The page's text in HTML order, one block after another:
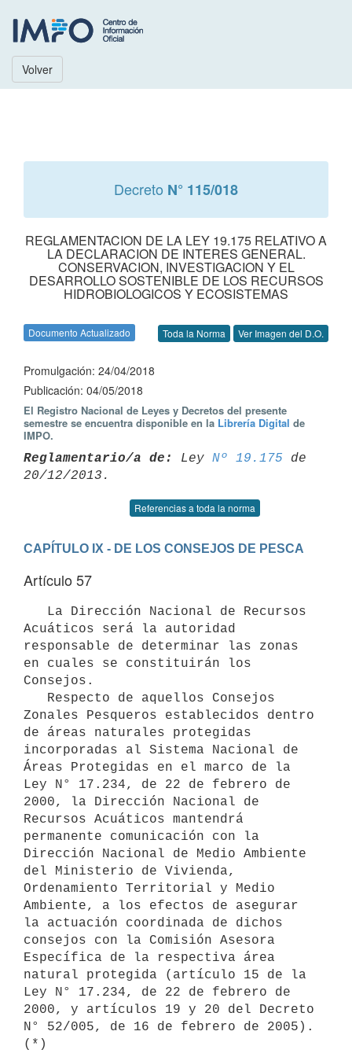
Volver
Decreto N° 115/018
REGLAMENTACION DE LA LEY 19.175 RELATIVO A
LA DECLARACION DE INTERES GENERAL.
CONSERVACION, INVESTIGACION Y EL
DESARROLLO SOSTENIBLE DE LOS RECURSOS
HIDROBIOLOGICOS Y ECOSISTEMAS
Documento Actualizado Toda la Norma Ver Imagen del D.O.
Promulgación: 24/04/2018
Publicación: 04/05/2018
El Registro Nacional de Leyes y Decretos del presente
semestre se encuentra disponible en la Librería Digital de
IMPO.
Reglamentario/a de: Ley Nº 19.175 de
Referencias a toda la norma
CAPÍTULO IX - DE LOS CONSEJOS DE PESCA
Artículo 57
Acuáticos será la autoridad
responsable de determinar las zonas
en cuales se constituirán los
Consejos.
Zonales Pesqueros establecidos dentro
de áreas naturales protegidas
incorporadas al Sistema Nacional de
Áreas Protegidas en el marco de la
Ley N° 17.234, de 22 de febrero de
2000, la Dirección Nacional de
Recursos Acuáticos mantendrá
permanente comunicación con la
Dirección Nacional de Medio Ambiente
del Ministerio de Vivienda,
Ordenamiento Territorial y Medio
Ambiente, a los efectos de asegurar
la actuación coordinada de dichos
consejos con la Comisión Asesora
Específica de la respectiva área
natural protegida (artículo 15 de la
Ley N° 17.234, de 22 de febrero de
2000, y artículos 19 y 20 del Decreto
N° 52/005, de 16 de febrero de 2005).
(*)